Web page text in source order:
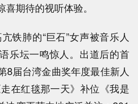
期待的视听体验。
铁肺的“巨石”女声被音乐人
乐坛一鸣惊人。出道后的首
8届台湾金曲奖年度最佳新人
在红毯那一天》补位《我是